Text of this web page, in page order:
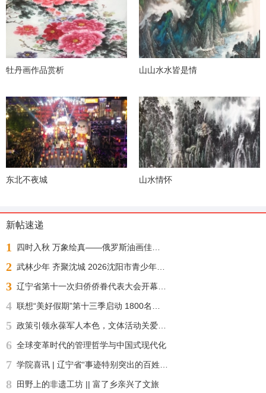
牡丹画作品赏析 山山水水皆是情
东北不夜城 山水情怀
新帖速递
1
2
3
4
5
6 全球变革时代的管理哲学与中国式现代化
7
8 田野上的非遗工坊 || 富了乡亲兴了文旅